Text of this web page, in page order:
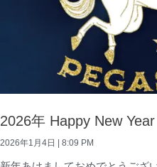
2026年 Happy New Year
2026年1月4日 8:09 PM